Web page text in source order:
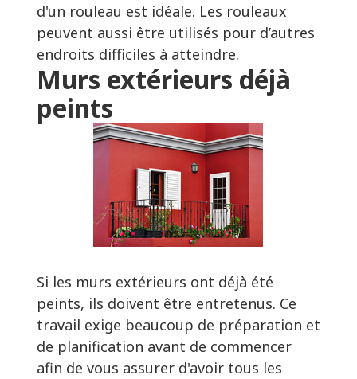
d'un rouleau est idéale. Les rouleaux
peuvent aussi être utilisés pour d’autres
endroits difficiles à atteindre.
Murs extérieurs déjà
peints
Si les murs extérieurs ont déjà été
peints, ils doivent être entretenus. Ce
travail exige beaucoup de préparation et
de planification avant de commencer
afin de vous assurer d'avoir tous les